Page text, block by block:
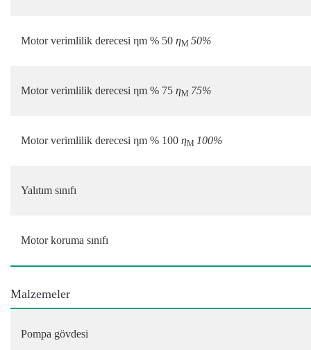
Motor verimlilik derecesi ηm % 50 ηM 50%
Motor verimlilik derecesi ηm % 75 ηM 75%
Motor verimlilik derecesi ηm % 100 ηM 100%
Yalıtım sınıfı
Motor koruma sınıfı
Malzemeler
Pompa gövdesi